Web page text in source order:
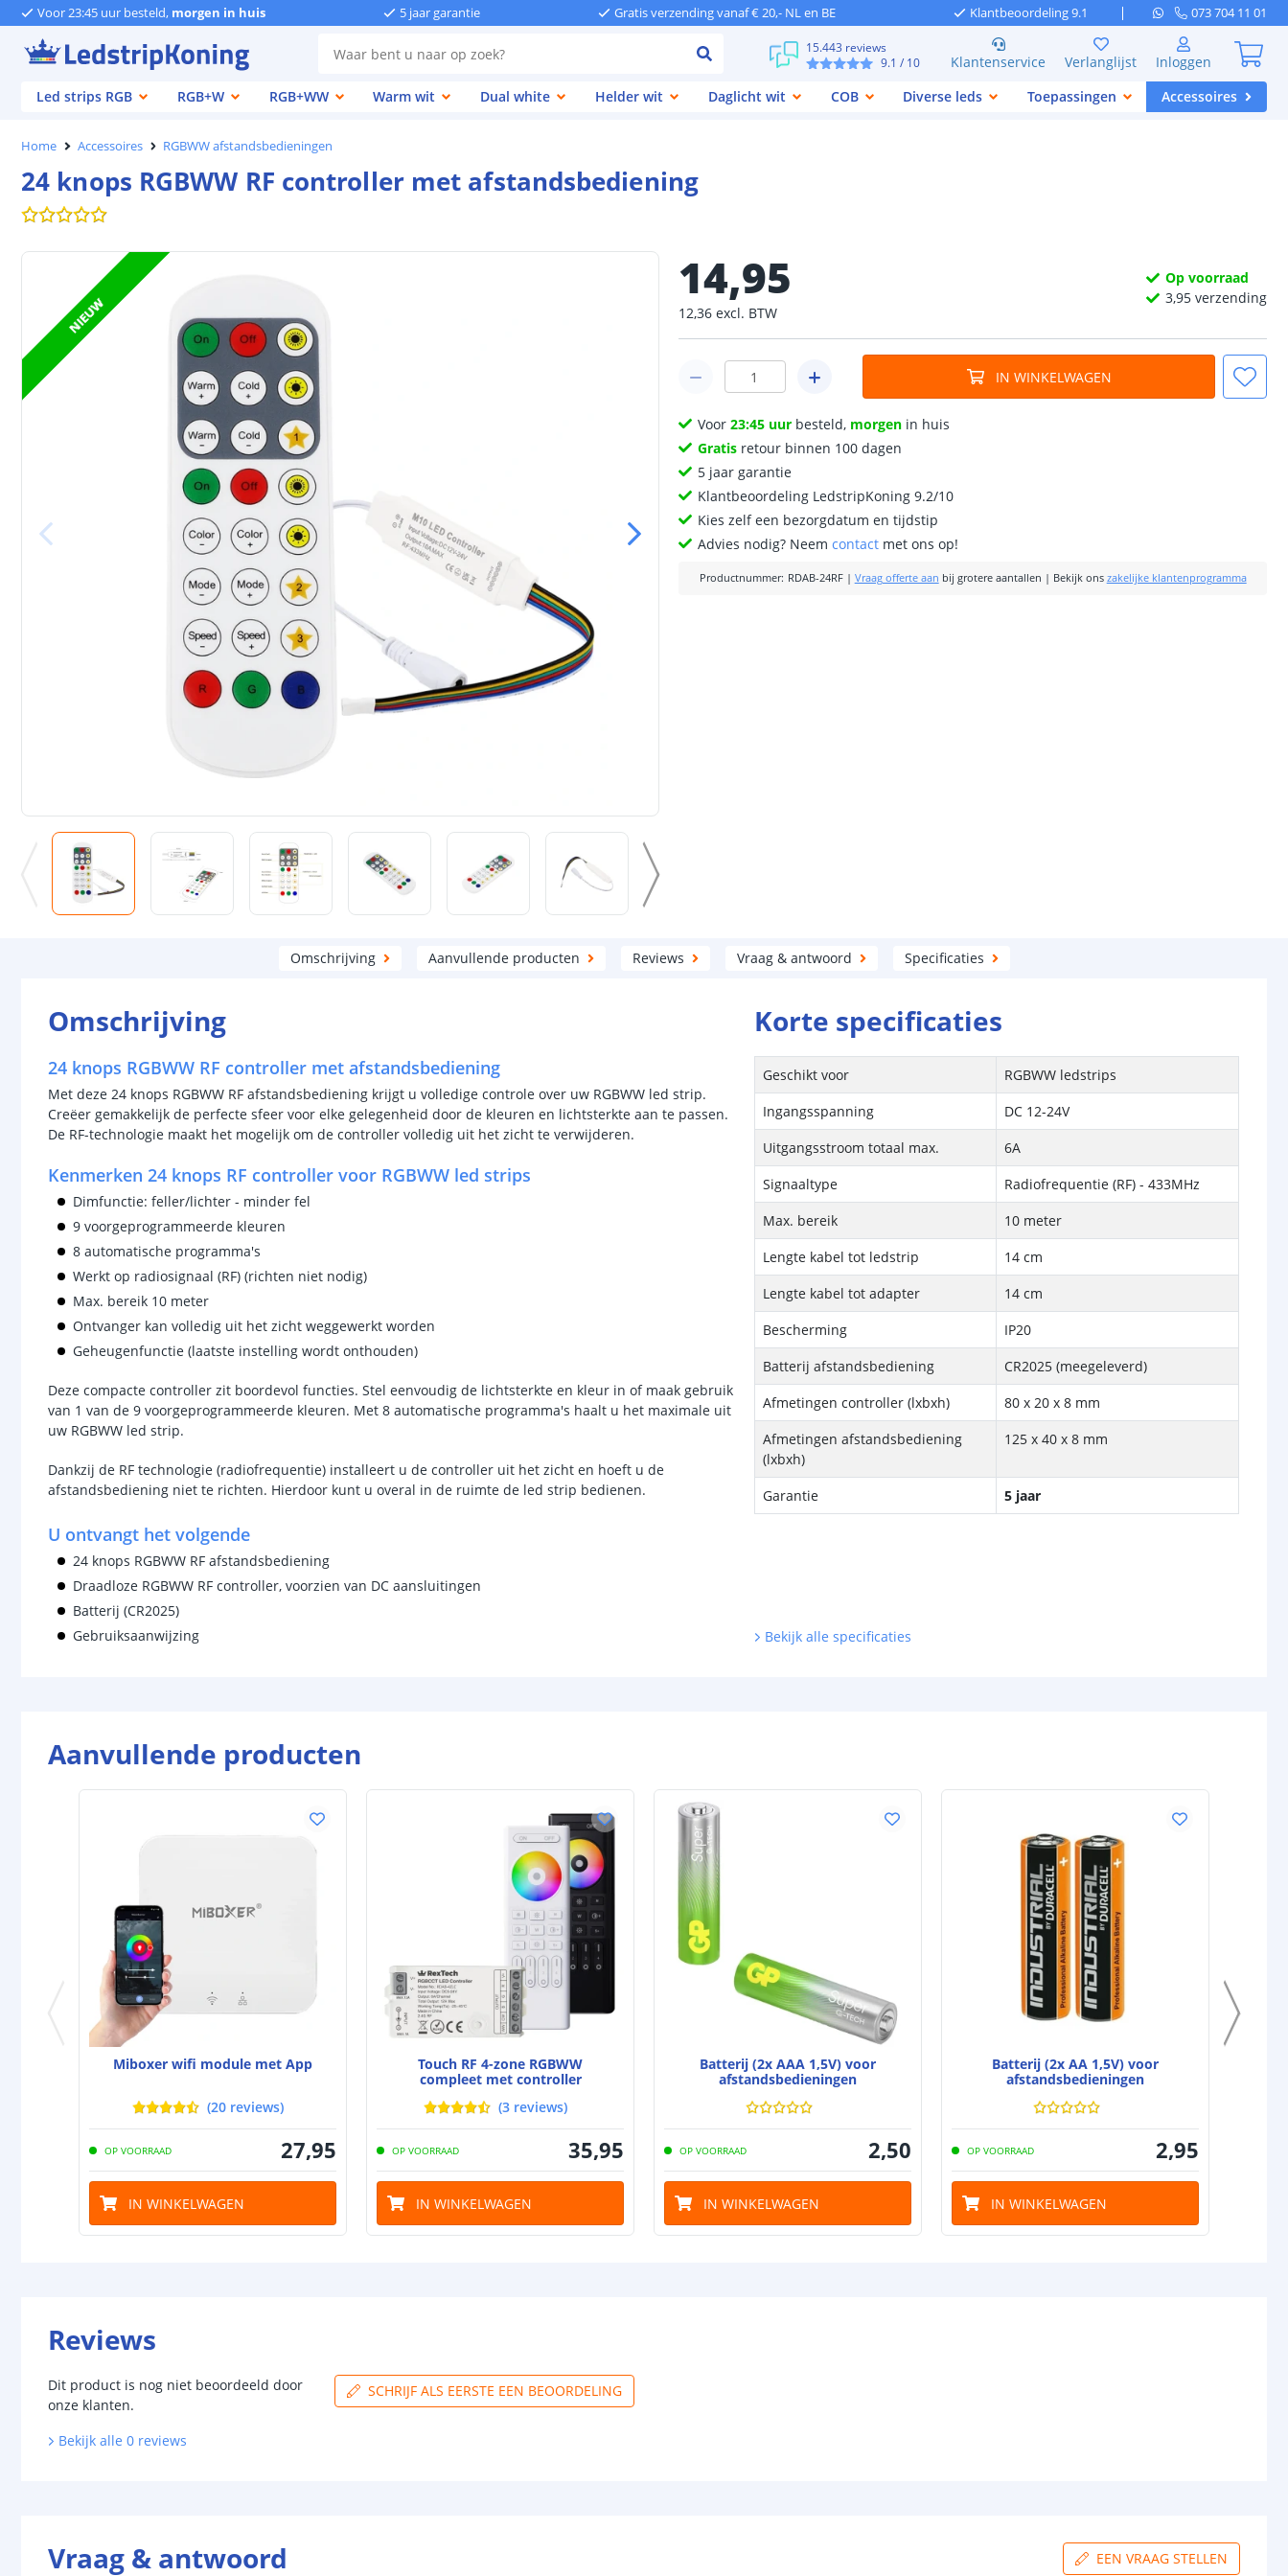
Voor 23:45 uur besteld, morgen in huis 5 jaar garantie Gratis verzending vanaf € 20,- NL en BE Klantbeoordeling 9.1 073 704 11 01
15.443 reviews
9.1 / 10 Klantenservice Verlanglijst
Inloggen
Led strips RGB
RGB+W RGB+WW Warm wit Dual white Helder wit Daglicht wit COB Diverse leds Toepassingen Accessoires
Home Accessoires RGBWW afstandsbedieningen
24 knops RGBWW RF controller met afstandsbediening
NIEUW
14,95
12,36 excl. BTW
Op voorraad
3,95 verzending
IN WINKELWAGEN
Voor23:45 uur besteld, morgen in huis
Gratis retour binnen 100 dagen
5 jaar garantie
Klantbeoordeling LedstripKoning 9.2/10
Kies zelf een bezorgdatum en tijdstip
Advies nodig? Neemcontact met ons op!
Productnummer: RDAB-24RF| Vraag offerte aan bij grotere aantallen | Bekijk ons zakelijke klantenprogramma
Omschrijving Aanvullende producten Reviews Vraag & antwoord Specificaties
Omschrijving
24 knops RGBWW RF controller met afstandsbediening
Met deze 24 knops RGBWW RF afstandsbediening krijgt u volledige controle over uw RGBWW led strip.
Creëer gemakkelijk de perfecte sfeer voor elke gelegenheid door de kleuren en lichtsterkte aan te passen.
De RF-technologie maakt het mogelijk om de controller volledig uit het zicht te verwijderen.
Kenmerken 24 knops RF controller voor RGBWW led strips
Dimfunctie: feller/lichter - minder fel
9 voorgeprogrammeerde kleuren
8 automatische programma's
Werkt op radiosignaal (RF) (richten niet nodig)
Max. bereik 10 meter
Ontvanger kan volledig uit het zicht weggewerkt worden
Geheugenfunctie (laatste instelling wordt onthouden)
Deze compacte controller zit boordevol functies. Stel eenvoudig de lichtsterkte en kleur in of maak gebruik
van 1 van de 9 voorgeprogrammeerde kleuren. Met 8 automatische programma's haalt u het maximale uit
uw RGBWW led strip.
Dankzij de RF technologie (radiofrequentie) installeert u de controller uit het zicht en hoeft u de
afstandsbediening niet te richten. Hierdoor kunt u overal in de ruimte de led strip bedienen.
U ontvangt het volgende
24 knops RGBWW RF afstandsbediening
Draadloze RGBWW RF controller, voorzien van DC aansluitingen
Batterij (CR2025)
Gebruiksaanwijzing
Korte specificaties
Geschikt voor
RGBWW ledstrips
Ingangsspanning
DC 12-24V
Uitgangsstroom totaal max.
6A
Signaaltype
Radiofrequentie (RF) - 433MHz
Max. bereik
10 meter
Lengte kabel tot ledstrip
14 cm
Lengte kabel tot adapter
14 cm
Bescherming
IP20
Batterij afstandsbediening
CR2025 (meegeleverd)
Afmetingen controller (lxbxh)
80 x 20 x 8 mm
Afmetingen afstandsbediening
(lxbxh)
125 x 40 x 8 mm
Garantie 5 jaar
Bekijk alle specificaties
Aanvullende producten
Miboxer wifi module met App
(20 reviews)
OP VOORRAAD 27,95
IN WINKELWAGEN
Touch RF 4-zone RGBWW
compleet met controller
(3 reviews)
OP VOORRAAD 35,95
IN WINKELWAGEN
Batterij (2x AAA 1,5V) voor
afstandsbedieningen
OP VOORRAAD 2,50
IN WINKELWAGEN
Batterij (2x AA 1,5V) voor
afstandsbedieningen
OP VOORRAAD 2,95
IN WINKELWAGEN
Reviews
Dit product is nog niet beoordeeld door
onze klanten.
SCHRIJF ALS EERSTE EEN BEOORDELING
Bekijk alle 0 reviews
Vraag & antwoord EEN VRAAG STELLEN